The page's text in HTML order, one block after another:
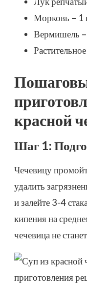
Морковь – 1
Вермишель –
красной
Шаг 1:
Чечевицу
удалить
и залейте 3-4
кипения на
чечевица не